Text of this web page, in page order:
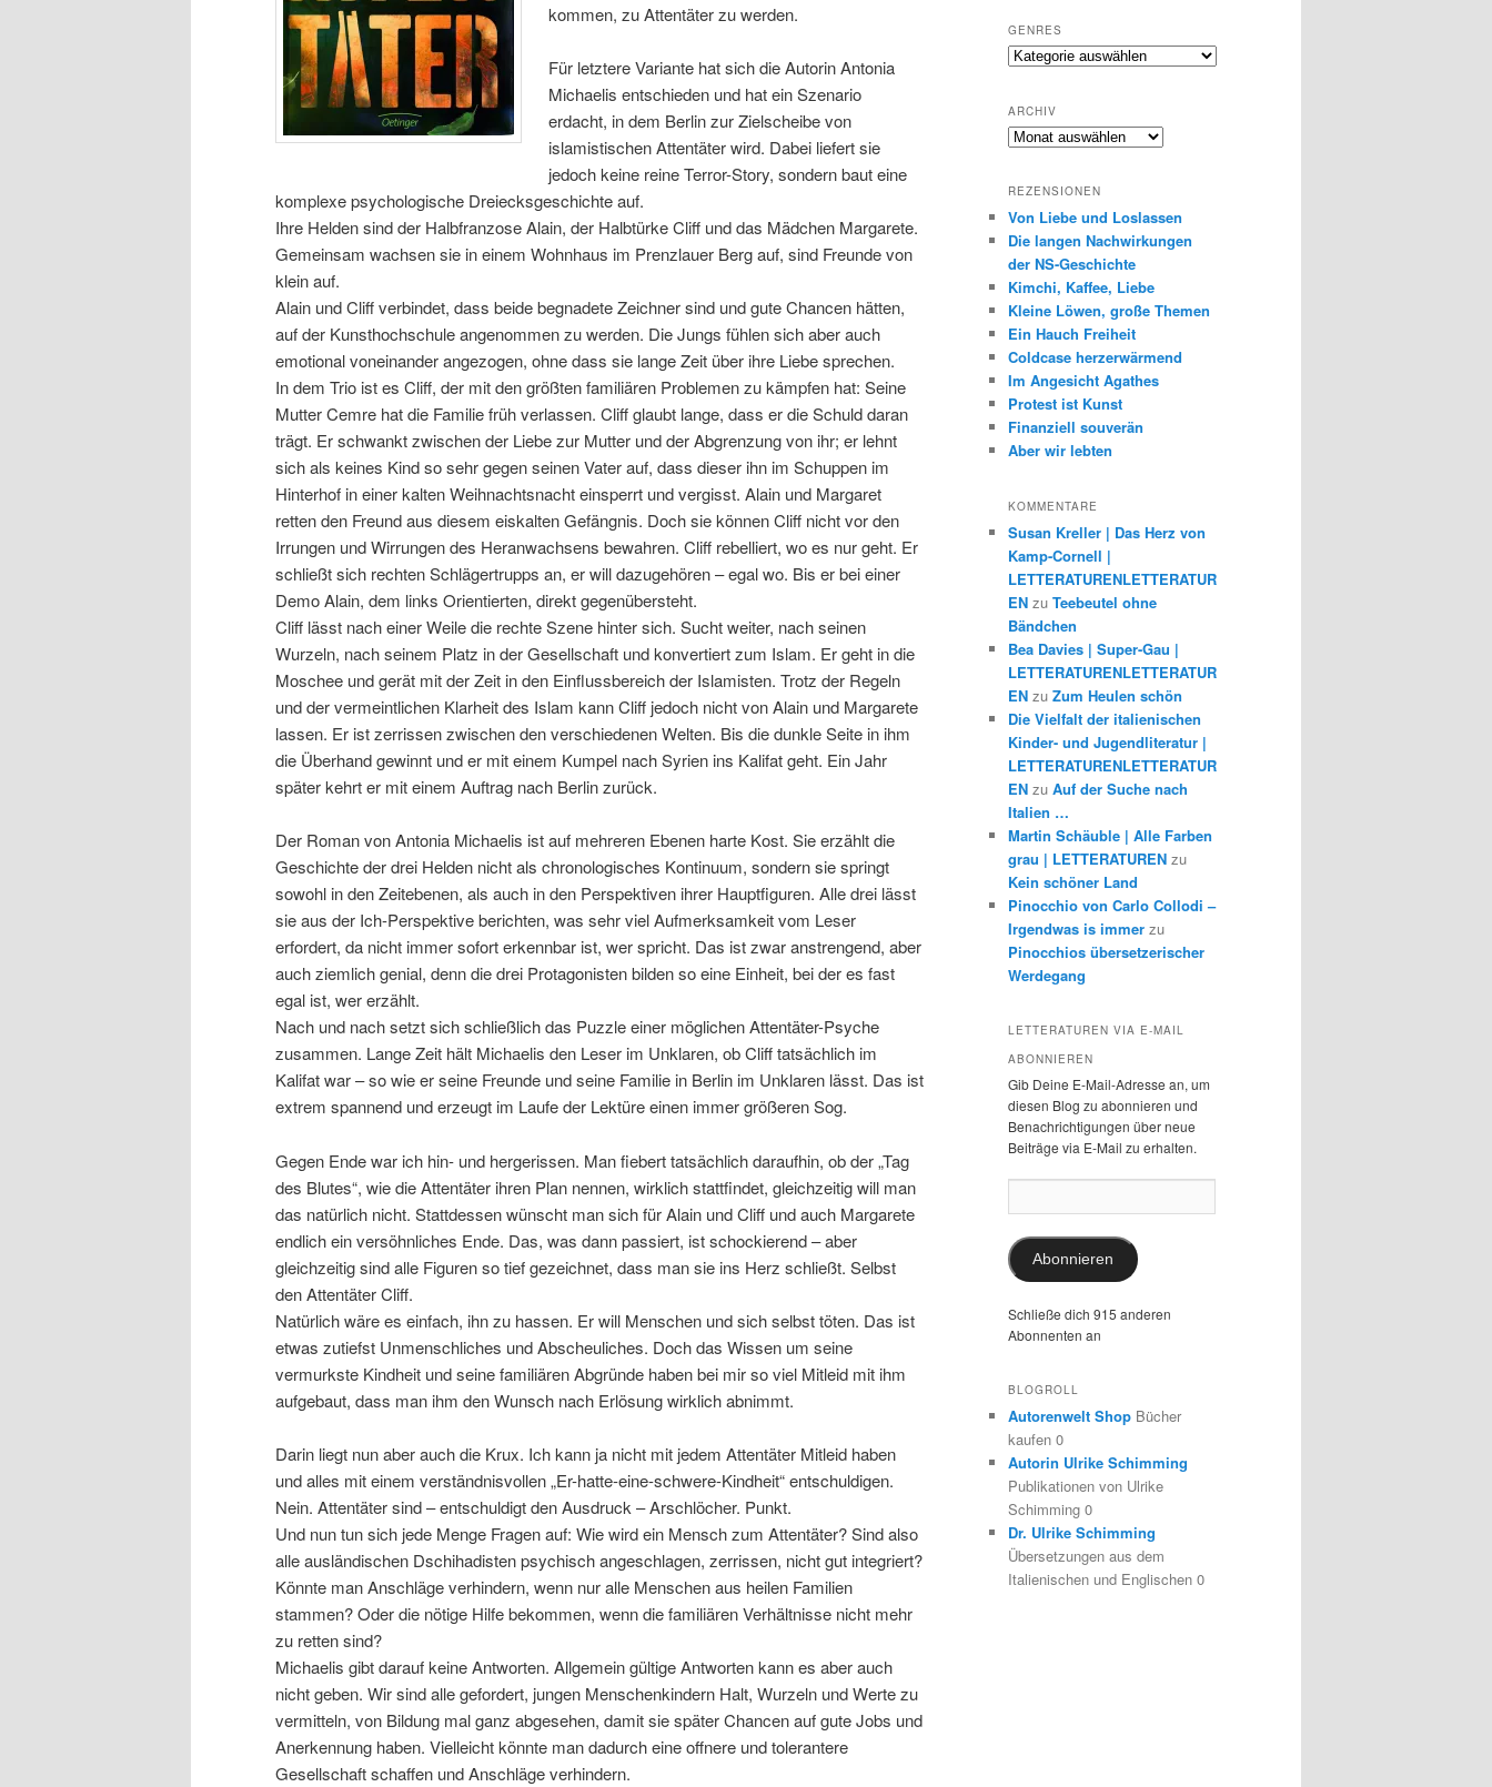
kommen, zu Attentäter zu werden.
Für letztere Variante hat sich die Autorin Antonia
Michaelis entschieden und hat ein Szenario
erdacht, in dem Berlin zur Zielscheibe von
islamistischen Attentäter wird. Dabei liefert sie
jedoch keine reine Terror-Story, sondern baut eine
komplexe psychologische Dreiecksgeschichte auf.
Ihre Helden sind der Halbfranzose Alain, der Halbtürke Cliff und das Mädchen Margarete.
Gemeinsam wachsen sie in einem Wohnhaus im Prenzlauer Berg auf, sind Freunde von
klein auf.
Alain und Cliff verbindet, dass beide begnadete Zeichner sind und gute Chancen hätten,
auf der Kunsthochschule angenommen zu werden. Die Jungs fühlen sich aber auch
emotional voneinander angezogen, ohne dass sie lange Zeit über ihre Liebe sprechen.
In dem Trio ist es Cliff, der mit den größten familiären Problemen zu kämpfen hat: Seine
Mutter Cemre hat die Familie früh verlassen. Cliff glaubt lange, dass er die Schuld daran
trägt. Er schwankt zwischen der Liebe zur Mutter und der Abgrenzung von ihr; er lehnt
sich als keines Kind so sehr gegen seinen Vater auf, dass dieser ihn im Schuppen im
Hinterhof in einer kalten Weihnachtsnacht einsperrt und vergisst. Alain und Margaret
retten den Freund aus diesem eiskalten Gefängnis. Doch sie können Cliff nicht vor den
Irrungen und Wirrungen des Heranwachsens bewahren. Cliff rebelliert, wo es nur geht. Er
schließt sich rechten Schlägertrupps an, er will dazugehören – egal wo. Bis er bei einer
Demo Alain, dem links Orientierten, direkt gegenübersteht.
Cliff lässt nach einer Weile die rechte Szene hinter sich. Sucht weiter, nach seinen
Wurzeln, nach seinem Platz in der Gesellschaft und konvertiert zum Islam. Er geht in die
Moschee und gerät mit der Zeit in den Einflussbereich der Islamisten. Trotz der Regeln
und der vermeintlichen Klarheit des Islam kann Cliff jedoch nicht von Alain und Margarete
lassen. Er ist zerrissen zwischen den verschiedenen Welten. Bis die dunkle Seite in ihm
die Überhand gewinnt und er mit einem Kumpel nach Syrien ins Kalifat geht. Ein Jahr
später kehrt er mit einem Auftrag nach Berlin zurück.
Der Roman von Antonia Michaelis ist auf mehreren Ebenen harte Kost. Sie erzählt die
Geschichte der drei Helden nicht als chronologisches Kontinuum, sondern sie springt
sowohl in den Zeitebenen, als auch in den Perspektiven ihrer Hauptfiguren. Alle drei lässt
sie aus der Ich-Perspektive berichten, was sehr viel Aufmerksamkeit vom Leser
erfordert, da nicht immer sofort erkennbar ist, wer spricht. Das ist zwar anstrengend, aber
auch ziemlich genial, denn die drei Protagonisten bilden so eine Einheit, bei der es fast
egal ist, wer erzählt.
Nach und nach setzt sich schließlich das Puzzle einer möglichen Attentäter-Psyche
zusammen. Lange Zeit hält Michaelis den Leser im Unklaren, ob Cliff tatsächlich im
Kalifat war – so wie er seine Freunde und seine Familie in Berlin im Unklaren lässt. Das ist
extrem spannend und erzeugt im Laufe der Lektüre einen immer größeren Sog.
Gegen Ende war ich hin- und hergerissen. Man fiebert tatsächlich daraufhin, ob der „Tag
des Blutes“, wie die Attentäter ihren Plan nennen, wirklich stattfindet, gleichzeitig will man
das natürlich nicht. Stattdessen wünscht man sich für Alain und Cliff und auch Margarete
endlich ein versöhnliches Ende. Das, was dann passiert, ist schockierend – aber
gleichzeitig sind alle Figuren so tief gezeichnet, dass man sie ins Herz schließt. Selbst
den Attentäter Cliff.
Natürlich wäre es einfach, ihn zu hassen. Er will Menschen und sich selbst töten. Das ist
etwas zutiefst Unmenschliches und Abscheuliches. Doch das Wissen um seine
vermurkste Kindheit und seine familiären Abgründe haben bei mir so viel Mitleid mit ihm
aufgebaut, dass man ihm den Wunsch nach Erlösung wirklich abnimmt.
Darin liegt nun aber auch die Krux. Ich kann ja nicht mit jedem Attentäter Mitleid haben
und alles mit einem verständnisvollen „Er-hatte-eine-schwere-Kindheit“ entschuldigen.
Nein. Attentäter sind – entschuldigt den Ausdruck – Arschlöcher. Punkt.
Und nun tun sich jede Menge Fragen auf: Wie wird ein Mensch zum Attentäter? Sind also
alle ausländischen Dschihadisten psychisch angeschlagen, zerrissen, nicht gut integriert?
Könnte man Anschläge verhindern, wenn nur alle Menschen aus heilen Familien
stammen? Oder die nötige Hilfe bekommen, wenn die familiären Verhältnisse nicht mehr
zu retten sind?
Michaelis gibt darauf keine Antworten. Allgemein gültige Antworten kann es aber auch
nicht geben. Wir sind alle gefordert, jungen Menschenkindern Halt, Wurzeln und Werte zu
vermitteln, von Bildung mal ganz abgesehen, damit sie später Chancen auf gute Jobs und
Anerkennung haben. Vielleicht könnte man dadurch eine offnere und tolerantere
Gesellschaft schaffen und Anschläge verhindern.
GENRES
Genres
ARCHIV
Archiv
REZENSIONEN
Von Liebe und Loslassen
Die langen Nachwirkungen
der NS-Geschichte
Kimchi, Kaffee, Liebe
Kleine Löwen, große Themen
Ein Hauch Freiheit
Coldcase herzerwärmend
Im Angesicht Agathes
Protest ist Kunst
Finanziell souverän
Aber wir lebten
KOMMENTARE
Susan Kreller | Das Herz von
Kamp-Cornell |
LETTERATURENLETTERATUR
EN zu Teebeutel ohne
Bändchen
Bea Davies | Super-Gau |
LETTERATURENLETTERATUR
EN zu Zum Heulen schön
Die Vielfalt der italienischen
Kinder- und Jugendliteratur |
LETTERATURENLETTERATUR
EN zu Auf der Suche nach
Italien …
Martin Schäuble | Alle Farben
grau | LETTERATUREN zu
Kein schöner Land
Pinocchio von Carlo Collodi –
Irgendwas is immer zu
Pinocchios übersetzerischer
Werdegang
LETTERATUREN VIA E-MAIL
ABONNIEREN
Gib Deine E-Mail-Adresse an, um
diesen Blog zu abonnieren und
Benachrichtigungen über neue
Beiträge via E-Mail zu erhalten.
Mail-
Abonnieren
Schließe dich 915 anderen
Abonnenten an
BLOGROLL
Autorenwelt Shop Bücher
kaufen 0
Autorin Ulrike Schimming
Publikationen von Ulrike
Schimming 0
Dr. Ulrike Schimming
Übersetzungen aus dem
Italienischen und Englischen 0